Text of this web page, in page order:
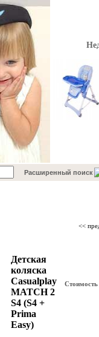
Расширенный поиск
<<
Детская
коляска
Casualplay
MATCH 2
S4 (S4 +
Prima
Easy)
Стоимость